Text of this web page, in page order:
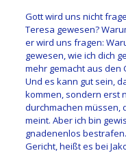
Gott wird uns nicht
Teresa gewesen?
er wird uns fragen:
gewesen, wie ich dich
mehr gemacht aus den
Und es kann gut sein,
kommen, sondern erst
durchmachen müssen,
meint. Aber ich bin
gnadenenlos
Gericht, heißt es bei